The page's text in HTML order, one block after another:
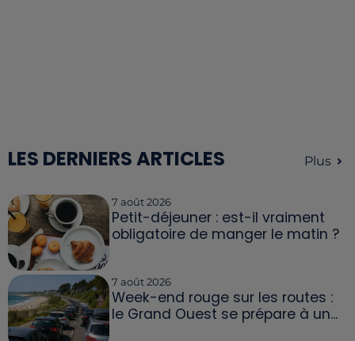
LES DERNIERS ARTICLES Plus
7 août 2026
Petit-déjeuner : est-il vraiment
obligatoire de manger le matin ?
7 août 2026
Week-end rouge sur les routes :
le Grand Ouest se prépare à un...